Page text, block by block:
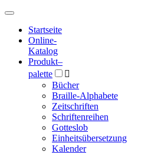
Hauptmenü
Hauptmenü
Startseite
Online-
Katalog
Produkt–
palette

Bücher
Braille-Alphabete
Zeitschriften
Schriftenreihen
Gotteslob
Einheitsübersetzung
Kalender